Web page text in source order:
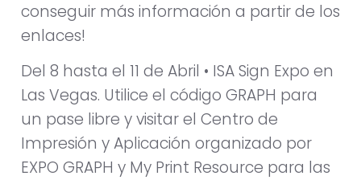
conseguir más información a partir de los
enlaces!
Del 8 hasta el 11 de Abril • ISA Sign Expo en
Las Vegas. Utilice el código GRAPH para
un pase libre y visitar el Centro de
Impresión y Aplicación organizado por
EXPO GRAPH y My Print Resource para las